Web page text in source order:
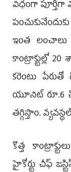
విధంగా పూర్తిగా
ఇంత
కాంట్రాక్టుల్లో
కరెంటు పేరుతో
యూనిట్‌ రూ.6
తగ్గిస్తాం.
కొత్త
హైకోర్టు చీఫ్‌